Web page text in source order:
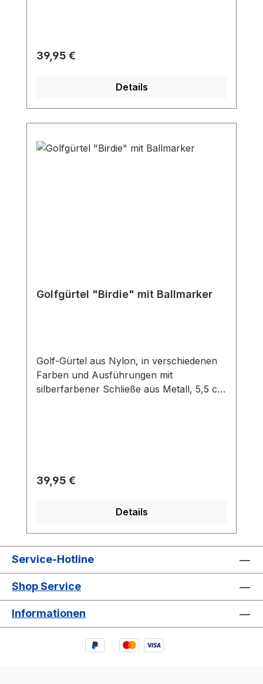
in der Kategorie "Ballmarker"!
Regulärer Preis:
39,95 €
Details
Golfgürtel "Birdie" mit Ballmarker
Golf-Gürtel aus Nylon, in verschiedenen
Farben und Ausführungen mit
silberfarbener Schließe aus Metall, 5,5 cm
Regulärer Preis:
39,95 €
Details
Service-Hotline
Shop Service
Informationen